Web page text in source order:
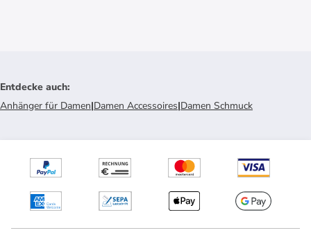
Entdecke auch:
Anhänger für Damen|Damen Accessoires|Damen Schmuck